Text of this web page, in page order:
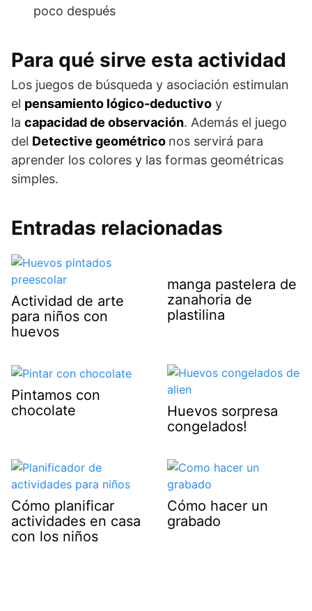
poco después
Para qué sirve esta actividad
Los juegos de búsqueda y asociación estimulan
el pensamiento lógico-deductivo y
la capacidad de observación. Además el juego
del Detective geométrico nos servirá para
aprender los colores y las formas geométricas
simples.
Entradas relacionadas
Actividad de arte
para niños con
huevos
manga pastelera de
zanahoria de
plastilina
Pintamos con
chocolate
Huevos sorpresa
congelados!
Cómo planificar
actividades en casa
con los niños
Cómo hacer un
grabado